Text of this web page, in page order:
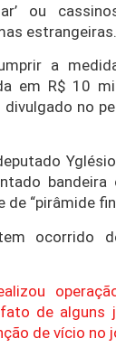
ou
estrangeiras.
a
em R$ 10
no
bandeira
“pirâmide
ocorrido
de alguns
de vício no